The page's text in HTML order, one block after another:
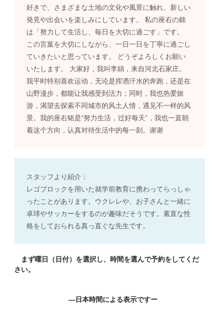
好きで、さまざまな土地の文化や風景に触れ、新しい
発見や出会いを楽しみにしています。 私の座右の銘
は「努力して生活し、毎日を大切に過ごす」です。
この言葉を大切にしながら、一日一日を丁寧に過ごし
ていきたいと思っています。 どうぞよろしくお願い
いたします。 大家好，我叫李娟，来自河北石家庄。
我平时特别喜欢运动，无论是挥洒汗水的奔跑，还是在
山野漫步，都能让我感受到活力；同时，我也热爱旅
游，渴望去探索不同城市的风土人情，遇见不一样的风
景。我的座右铭是“努力生活，过好每天”，我也一直朝
着这个方向，认真对待生活中的每一刻。谢谢
スタッフより紹介：
レゴブロックを用いた就学前教育に携わってらっしゃ
ったことがあります。ウクレレや、お子さんと一緒に
卓球やサッカーをするのが趣味だそうです。素直な性
格をしておられる真っ直ぐな先生です。
まず曜日（日付）を選択し、時間を選んで予約をしてくだ
さい。
―日本時間による表示ですー